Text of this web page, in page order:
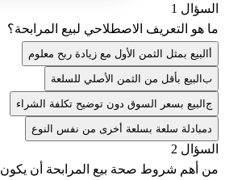
السؤال 1
ما هو التعريف الاصطلاحي لبيع المرابحة؟
البيع بمثل الثمن الأول مع زيادة ربح معلوم
بالبيع بأقل من الثمن الأصلي للسلعة
جالبيع بسعر السوق دون توضيح تكلفة الشراء
مبادلة سلعة بسلعة أخرى من نفس النوع
السؤال 2
من أهم شروط صحة بيع المرابحة أن يكون: